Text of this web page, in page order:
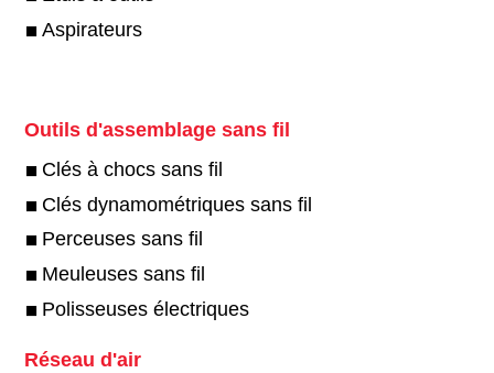
Aspirateurs
Outils d'assemblage sans fil
Clés à chocs sans fil
Clés dynamométriques sans fil
Perceuses sans fil
Meuleuses sans fil
Polisseuses électriques
Réseau d'air